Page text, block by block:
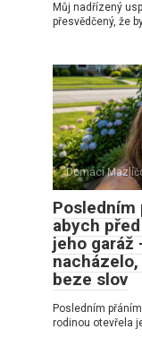
Můj nadřízený
přesvědčený, že
Domácí
Posledním
abych
jeho garáž
beze slov
Posledním
rodinou otevřela